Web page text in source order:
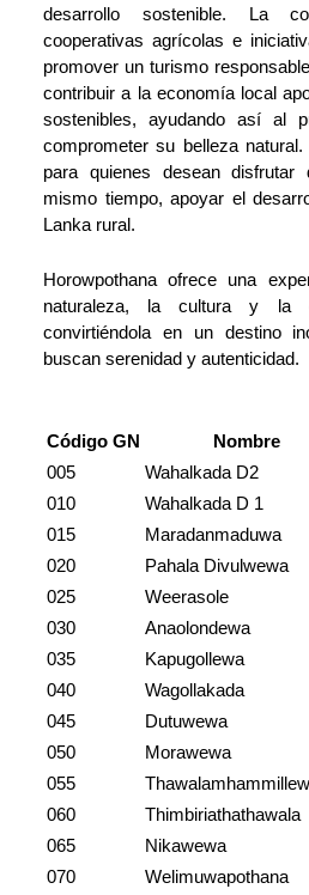
desarrollo sostenible. La
cooperativas agrícolas e
promover un turismo
contribuir a la economía local
sostenibles, ayudando así al
comprometer su belleza
para quienes desean
mismo tiempo, apoyar el
Lanka rural.
Horowpothana ofrece una
naturaleza, la cultura y la
convirtiéndola en un destino
buscan serenidad y autenticidad.
Código GN
Nombre
005
Wahalkada D2
010
Wahalkada D 1
015
Maradanmaduwa
020
Pahala Divulwewa
025
Weerasole
030
Anaolondewa
035
Kapugollewa
040
Wagollakada
045
Dutuwewa
050
Morawewa
055
060
Thimbiriathathawala
065
Nikawewa
070
Welimuwapothana